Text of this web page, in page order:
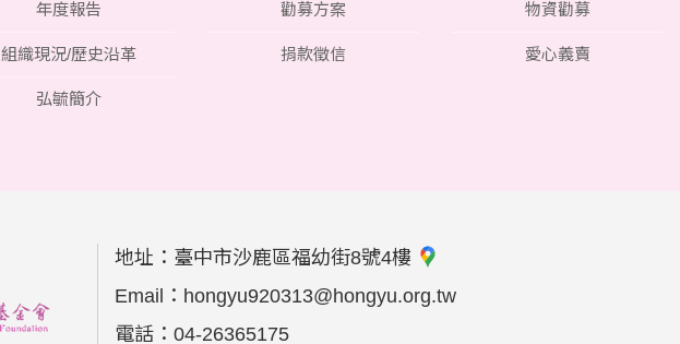
年度報告
組織現況/歷史沿革
弘毓簡介
勸募方案
捐款徵信
物資勸募
愛心義賣
地址： 臺中市沙鹿區福幼街8號4樓
Email： hongyu920313@hongyu.org.tw
電話： 04-26365175